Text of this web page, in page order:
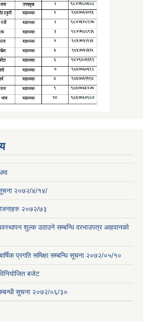
सूचना २०७२/४/१४/
२०७२/७३
शुल्क उठाउने सम्बन्धि दरभाउपत्र आहवानको
प्रगति समिक्षा सम्बन्धि सूचना २०७२/०५/१०
बजेट
सुचना २०७२/०६/३०